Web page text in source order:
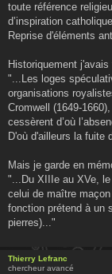
toute référence
d’inspiration
Reprise d'éléments
Historiquement
"...Les loges
organisations
Cromwell (1649-
cessèrent d’où
D'où d'ailleurs la fuite
Mais je garde en
"...Du XIIIe au XVe,
celui de maître
fonction prétend à un
pierres)..."
Thierry Lefranc
chercheur avancé